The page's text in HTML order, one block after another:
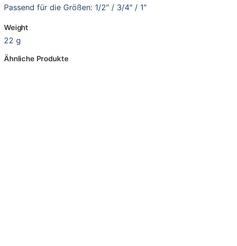
Passend für die Größen: 1/2″ / 3/4″ / 1″
Weight
22 g
Ähnliche Produkte